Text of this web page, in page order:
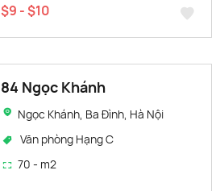
$9 - $10
84 Ngọc Khánh
Ngọc Khánh, Ba Đình, Hà Nội
Văn phòng Hạng C
70 - m2